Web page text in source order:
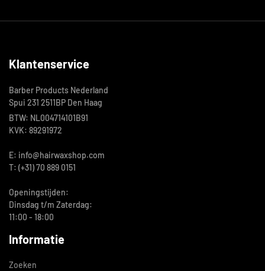
Klantenservice
Barber Products Nederland
Spui 231 2511BP Den Haag
BTW: NL004714101B91
KVK: 89291972
E: info@hairwaxshop.com
T: (+31) 70 889 0151
Openingstijden:
Dinsdag t/m Zaterdag:
11:00 - 18:00
Informatie
Zoeken